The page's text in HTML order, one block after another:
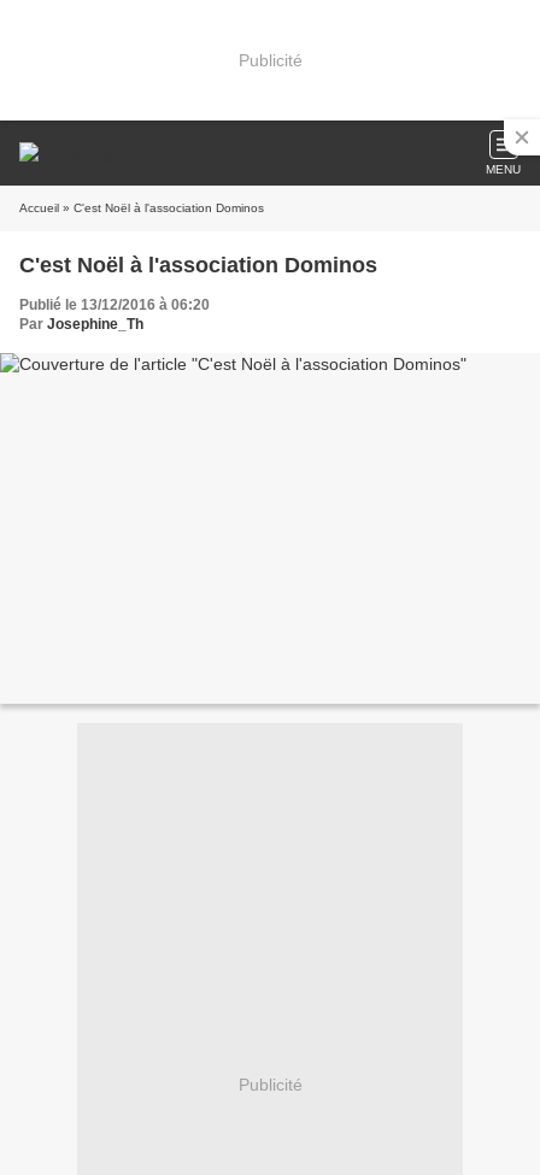
Publicité
MENU
Accueil » C'est Noël à l'association Dominos
C'est Noël à l'association Dominos
Publié le 13/12/2016 à 06:20
Par Josephine_Th
Publicité